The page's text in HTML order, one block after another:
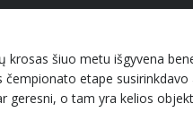
krosas šiuo metu išgyvena
čempionato etape
geresni, o tam yra kelios